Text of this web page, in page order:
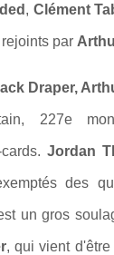
, Clément
par
Draper,
227e
Jordan
des
un gros
, qui vient